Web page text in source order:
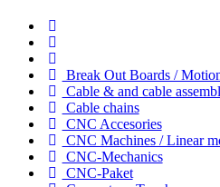
Break Out Boards /
Cable & and cable
Cable chains
CNC Accesories
CNC Machines / Linear
CNC-Mechanics
CNC-Paket